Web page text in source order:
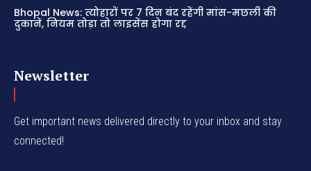
Bhopal News: त्योहारों पर 7 दिन बंद रहेंगी मांस-मछली की
दुकानें, नियम तोड़ा तो लाइसेंस होगा रद्द
Newsletter
Get important news delivered directly to your inbox and stay
connected!